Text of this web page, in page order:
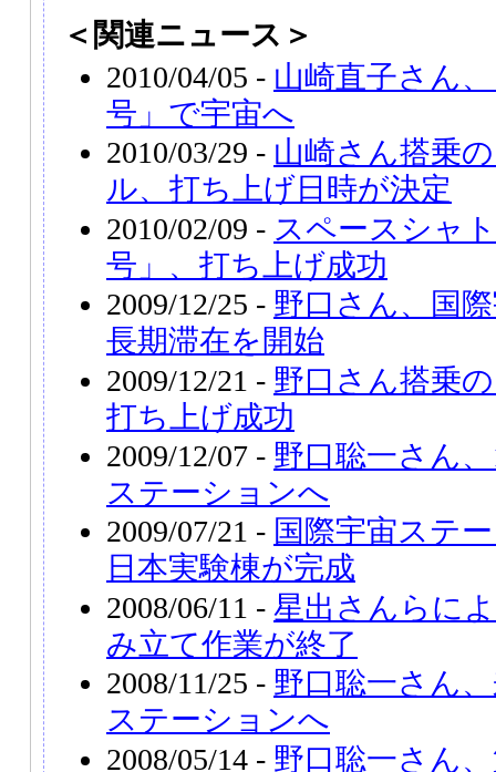
＜関連ニュース＞
2010/04/05 - 山崎直子さん
号」で宇宙へ
2010/03/29 - 山崎さん搭乗
ル、打ち上げ日時が決定
2010/02/09 - スペースシャ
号」、打ち上げ成功
2009/12/25 - 野口さん、国
長期滞在を開始
2009/12/21 - 野口さん搭乗
打ち上げ成功
2009/12/07 - 野口聡一さん
ステーションへ
2009/07/21 - 国際宇宙ステ
日本実験棟が完成
2008/06/11 - 星出さんらに
み立て作業が終了
2008/11/25 - 野口聡一さん
ステーションへ
2008/05/14 - 野口聡一さん